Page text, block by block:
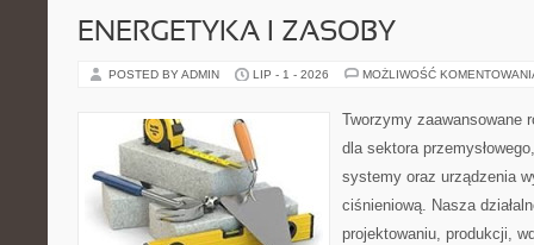
ENERGETYKA I ZASOBY
POSTED BY ADMIN LIP - 1 - 2026 MOŻLIWOŚĆ
Tworzymy zaawansowane
dla sektora
systemy oraz urządzenia
ciśnieniową. Nasza
projektowaniu, produkcji,